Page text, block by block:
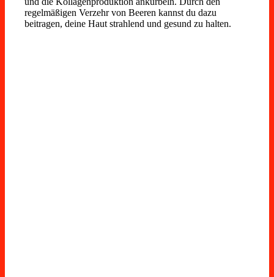
regelmäßigen Verzehr von Beeren kannst du dazu
beitragen, deine Haut strahlend und gesund zu halten.